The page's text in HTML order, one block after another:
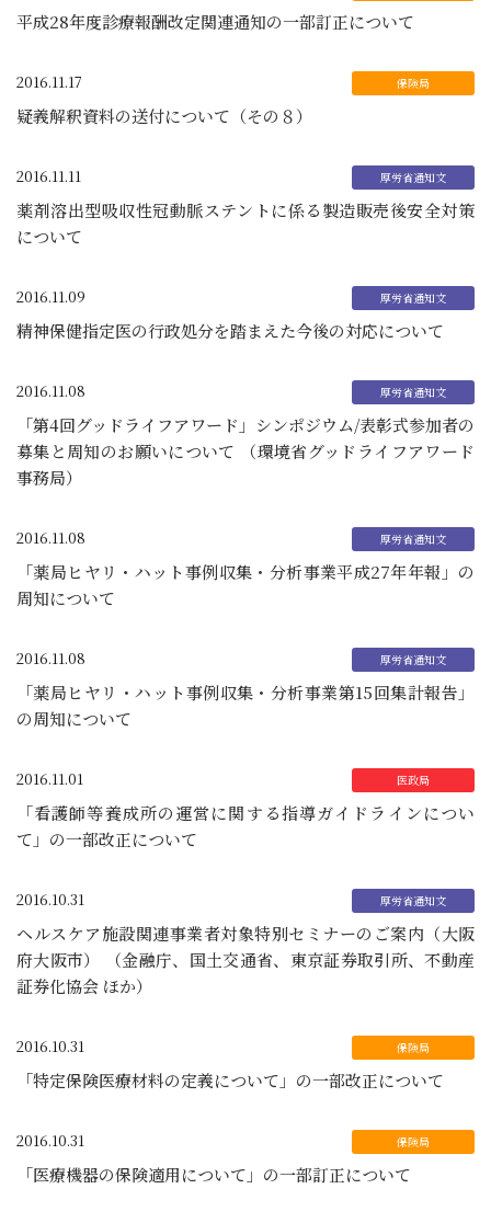
平成28年度診療報酬改定関連通知の一部訂正について
2016.11.17
疑義解釈資料の送付について（その８）
2016.11.11
薬剤溶出型吸収性冠動脈ステントに係る製造販売後安全対策
について
2016.11.09
精神保健指定医の行政処分を踏まえた今後の対応について
2016.11.08
「第4回グッドライフアワード」シンポジウム/表彰式参加者の
募集と周知のお願いについて （環境省グッドライフアワード
事務局）
2016.11.08
「薬局ヒヤリ・ハット事例収集・分析事業平成27年年報」の
周知について
2016.11.08
「薬局ヒヤリ・ハット事例収集・分析事業第15回集計報告」
の周知について
2016.11.01
「看護師等養成所の運営に関する指導ガイドラインについ
て」の一部改正について
2016.10.31
ヘルスケア施設関連事業者対象特別セミナーのご案内（大阪
府大阪市） （金融庁、国土交通省、東京証券取引所、不動産
証券化協会 ほか）
2016.10.31
「特定保険医療材料の定義について」の一部改正について
2016.10.31
「医療機器の保険適用について」の一部訂正について